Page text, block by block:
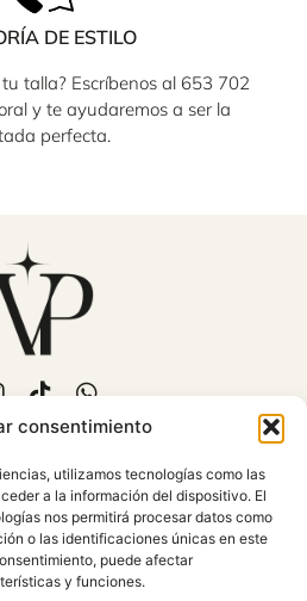
consentimiento
utilizamos tecnologías como las
a la información del dispositivo. El
nos permitirá procesar datos como
o las identificaciones únicas en este
puede afectar
y funciones.
DE ESTILO
talla? Escríbenos al 653 702
y te ayudaremos a ser la
perfecta.
Piedra, 15
(Málaga)
al cliente: Lunes a
10:00 - 18:00